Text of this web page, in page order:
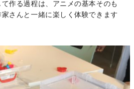
作る過程は、アニメの基本そのも
さんと一緒に楽しく体験できます